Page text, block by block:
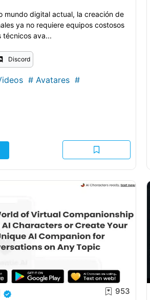
mundo digital actual, la creación de
ya no requiere equipos costosos
técnicos ava...
Discord
# Avatares #
953